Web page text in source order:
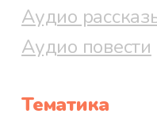
Аудио
Аудио повести
Тематика